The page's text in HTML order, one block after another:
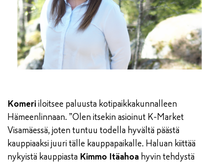
Komeriiloitsee paluusta kotipaikkakunnalleen
Hämeenlinnaan. ”Olen itsekin asioinut K-Market
Visamäessä, joten tuntuu todella hyvältä päästä
kauppiaaksi juuri tälle kauppapaikalle. Haluan kiittää
nykyistä kauppiasta Kimmo Itäahoa hyvin tehdystä